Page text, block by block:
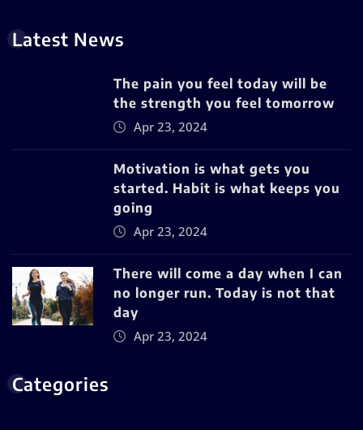
Latest News
The pain you feel today will be
the strength you feel tomorrow
Apr 23, 2024
Motivation is what gets you
started. Habit is what keeps you
going
Apr 23, 2024
There will come a day when I can
no longer run. Today is not that
day
Apr 23, 2024
Categories